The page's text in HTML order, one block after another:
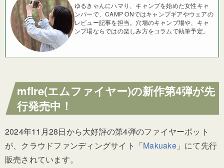
ゆるきゃんにハマり、キャンプを始めた女性キャ
ンパーで、CAMP ONではキャンプギアやウェアの
レビュー記事を担当。穴場のキャンプ場や、キャ
ンプ場ならではの楽しみ方をコラムで執筆予定。
mfire(エムファイヤー)の新作第4弾が先
行発売中！
2024年11月28日から大好評の第4弾のファイヤーポット
が、クラウドファンディングサイト「Makuake」にて先行
販売されています。